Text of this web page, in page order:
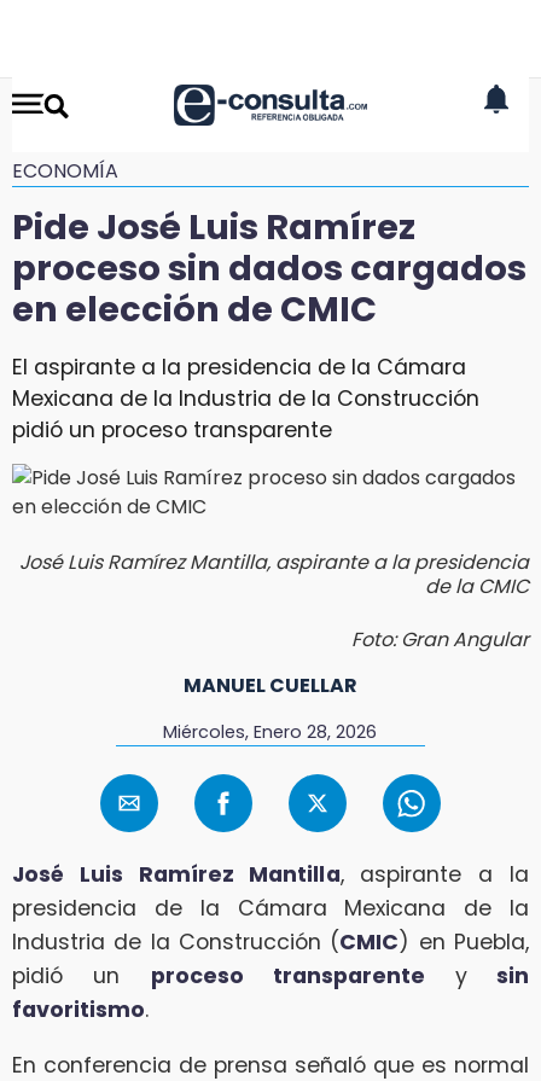
ECONOMÍA
Pide José Luis Ramírez
proceso sin dados cargados
en elección de CMIC
El aspirante a la presidencia de la Cámara
Mexicana de la Industria de la Construcción
pidió un proceso transparente
José Luis Ramírez Mantilla, aspirante a la presidencia
de la CMIC
Foto: Gran Angular
MANUEL CUELLAR
Miércoles, Enero 28, 2026
José Luis Ramírez Mantilla, aspirante a la
presidencia de la Cámara Mexicana de la
Industria de la Construcción (CMIC) en Puebla,
pidió un proceso transparente ysin
favoritismo.
En conferencia de prensa señaló que es normal